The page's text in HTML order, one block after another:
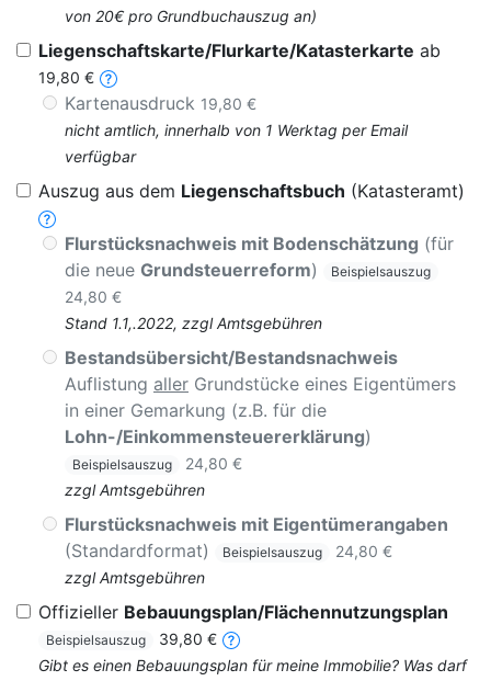
von 20€ pro Grundbuchauszug an)
Liegenschaftskarte/Flurkarte/Katasterkarte ab
19,80 €
Kartenausdruck 19,80 €
nicht amtlich, innerhalb von 1 Werktag per Email
verfügbar
Auszug aus dem Liegenschaftsbuch (Katasteramt)
Flurstücksnachweis mit Bodenschätzung (für
die neue Grundsteuerreform) Beispielsauszug
24,80 €
Stand 1.1,.2022, zzgl Amtsgebühren
Bestandsübersicht/Bestandsnachweis
Auflistung aller Grundstücke eines Eigentümers
in einer Gemarkung (z.B. für die
Lohn-/Einkommensteuererklärung)
Beispielsauszug
24,80 €
zzgl Amtsgebühren
Flurstücksnachweis mit Eigentümerangaben
(Standardformat)
Beispielsauszug
24,80 €
zzgl Amtsgebühren
Offizieller Bebauungsplan/Flächennutzungsplan
Beispielsauszug
39,80 €
Gibt es einen Bebauungsplan für meine Immobilie? Was darf